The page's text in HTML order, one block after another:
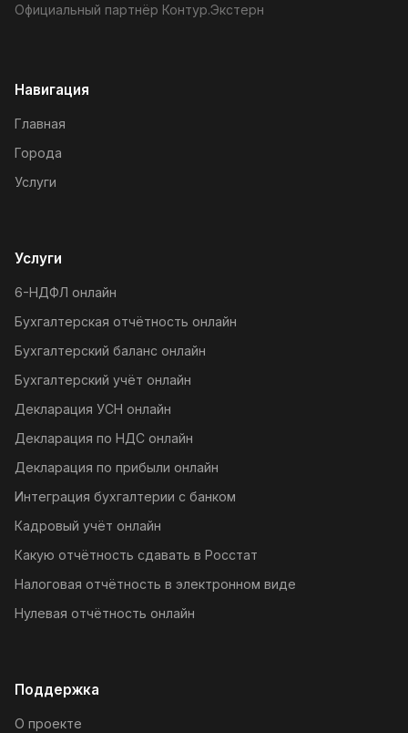
Официальный партнёр Контур.Экстерн
Навигация
Главная
Города
Услуги
Услуги
6-НДФЛ онлайн
Бухгалтерская отчётность онлайн
Бухгалтерский баланс онлайн
Бухгалтерский учёт онлайн
Декларация УСН онлайн
Декларация по НДС онлайн
Декларация по прибыли онлайн
Интеграция бухгалтерии с банком
Кадровый учёт онлайн
Какую отчётность сдавать в Росстат
Налоговая отчётность в электронном виде
Нулевая отчётность онлайн
Поддержка
О проекте